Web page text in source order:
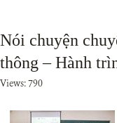
Nói chuyện
thông – Hành
Views: 790